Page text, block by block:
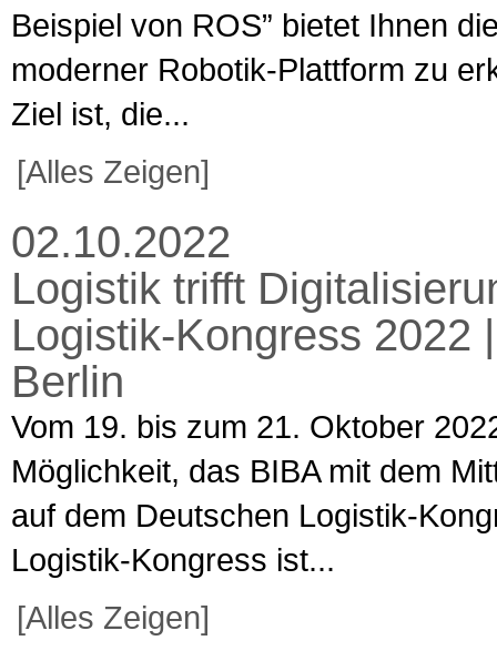
Beispiel von ROS” bietet Ihnen
moderner Robotik-Plattform zu
Ziel ist, die...
[Alles Zeigen]
02.10.2022
Logistik trifft
Logistik-Kongress 2022
Berlin
Vom 19. bis zum 21. Oktober
Möglichkeit, das BIBA mit dem
auf dem Deutschen Logistik-
Logistik-Kongress ist...
[Alles Zeigen]